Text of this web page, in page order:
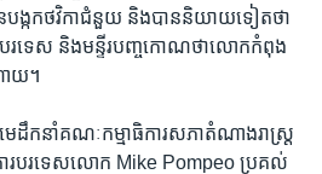
ង្កក​ថវិកា​ជំនួយ​ និង​បាន​និយាយ​ទៀត​ថា​
រទេស​ និង​មន្ទីរបញ្ចកោណ​ថា​លោក​កំពុង​
ាយ។
ដឹកនាំ​គណៈកម្មាធិការ​សភា​តំណាងរាស្រ្ត​
តី​ការបរទេស​លោក Mike Pompeo ប្រគល់​